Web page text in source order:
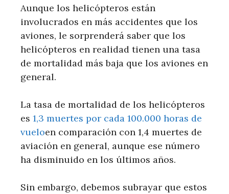
Aunque los helicópteros están
involucrados en más accidentes que los
aviones, le sorprenderá saber que los
helicópteros en realidad tienen una tasa
de mortalidad más baja que los aviones en
general.
La tasa de mortalidad de los helicópteros
es 1,3 muertes por cada 100.000 horas de
vueloen comparación con 1,4 muertes de
aviación en general, aunque ese número
ha disminuido en los últimos años.
Sin embargo, debemos subrayar que estos